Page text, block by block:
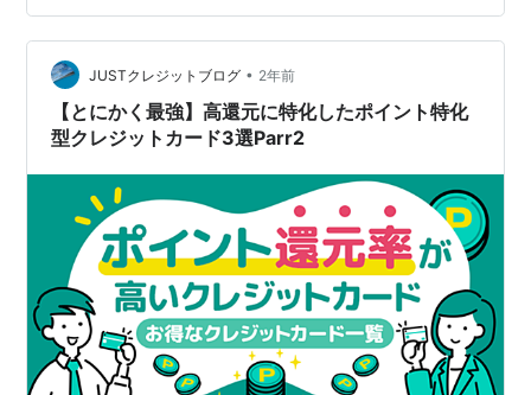
間「37,400ポイント」 もの差がつきます！ 後回しにす
るほど損をしてしまうので、 早めに済ませておくのがお
すすめです…
JUSTクレジットブログ • 2年前
【とにかく最強】高還元に特化したポイント特化
型クレジットカード3選Parr2